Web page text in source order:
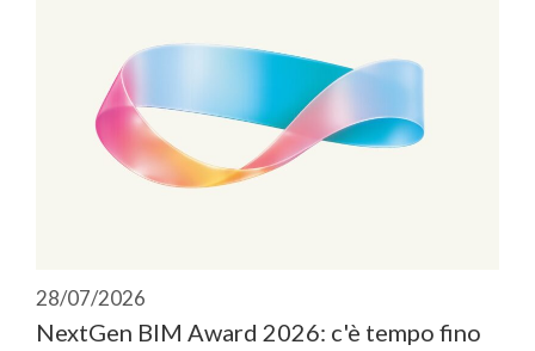
28/07/2026
NextGen BIM Award 2026: c'è tempo fino